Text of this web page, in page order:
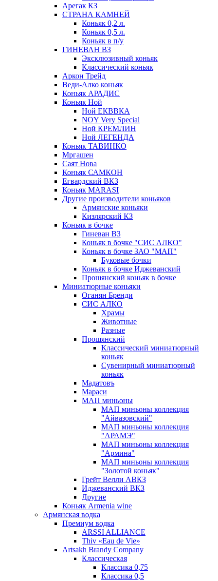
Арегак КЗ
СТРАНА КАМНЕЙ
Коньяк 0,2 л.
Коньяк 0,5 л.
Коньяк в п/у
ГИНЕВАН ВЗ
Эксклюзивный коньяк
Классический коньяк
Аркон Трейд
Веди-Алко коньяк
Коньяк АРАДИС
Коньяк Ной
Ной ЕКВВКА
NOY Very Special
Ной КРЕМЛИН
Ной ЛЕГЕНДА
Коньяк ТАВИНКО
Мргашен
Саят Нова
Коньяк САМКОН
Егвардский ВКЗ
Коньяк MARASI
Другие производители коньяков
Армянские коньяки
Кизлярский КЗ
Коньяк в бочке
Гиневан ВЗ
Коньяк в бочке "СИС АЛКО"
Коньяк в бочке ЗАО "МАП"
Буковые бочки
Коньяк в бочке Иджеванский
Прошянский коньяк в бочке
Миниатюрные коньяки
Оганян Бренди
СИС АЛКО
Храмы
Животные
Разные
Прошянский
Классический миниатюрный
коньяк
Сувенирный миниатюрный
коньяк
Мадатовъ
Мараси
МАП миньоны
МАП миньоны коллекция
"Айвазовский"
МАП миньоны коллекция
"АРАМЭ"
МАП миньоны коллекция
"Армина"
МАП миньоны коллекция
"Золотой коньяк"
Грейт Велли АВКЗ
Иджеванский ВКЗ
Другие
Коньяк Armenia wine
Армянская водка
Премиум водка
ARSSI ALLIANCE
Thiv «Eau de Vie»
Artsakh Brandy Company
Классическая
Классика 0,75
Классика 0,5